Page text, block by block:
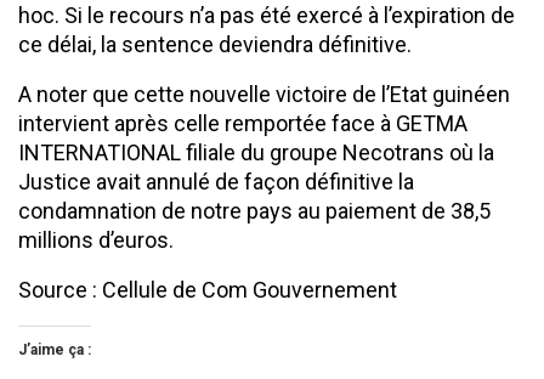
hoc. Si le recours n’a pas été exercé à l’expiration de
ce délai, la sentence deviendra définitive.
A noter que cette nouvelle victoire de l’Etat guinéen
intervient après celle remportée face à GETMA
INTERNATIONAL filiale du groupe Necotrans où la
Justice avait annulé de façon définitive la
condamnation de notre pays au paiement de 38,5
millions d’euros.
Source : Cellule de Com Gouvernement
J’aime ça :